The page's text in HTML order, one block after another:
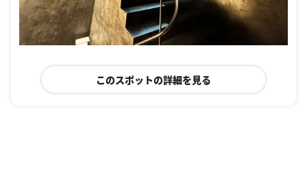
このスポットの詳細を見る